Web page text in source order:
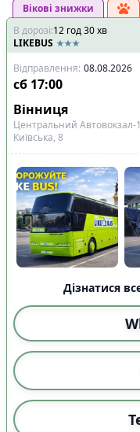
Вікові знижки
В дорозі:12 год30хв
LIKEBUS
Відправлення: 08.08.2026
сб 17:00
Вінниця
Центральний Автовокзал-
Київська, 8
Дізнатися